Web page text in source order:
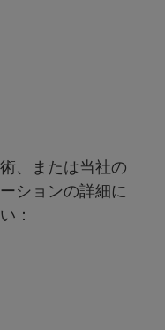
、または当社の
ションの詳細に
：